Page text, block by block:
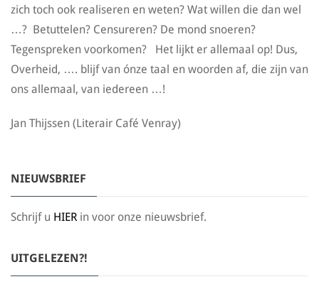
zich toch ook realiseren en weten? Wat willen die dan wel
…? Betuttelen? Censureren? De mond snoeren?
Tegenspreken voorkomen? Het lijkt er allemaal op! Dus,
Overheid, …. blijf van ónze taal en woorden af, die zijn van
ons allemaal, van iedereen …!
Jan Thijssen (Literair Café Venray)
NIEUWSBRIEF
Schrijf u HIER in voor onze nieuwsbrief.
UITGELEZEN?!